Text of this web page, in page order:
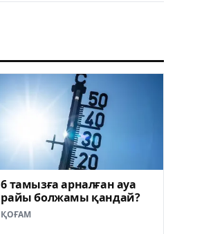
6 тамызға арналған ауа
райы болжамы қандай?
ҚОҒАМ